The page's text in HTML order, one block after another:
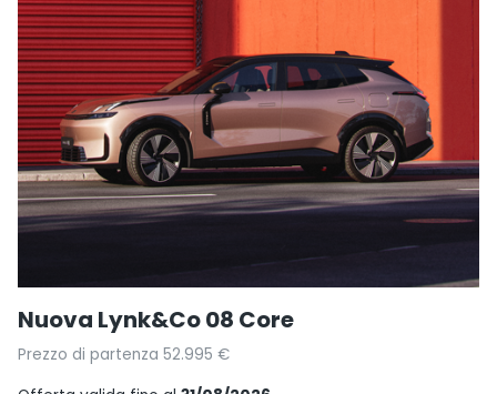
Nuova Lynk&Co 08 Core
Prezzo di partenza 52.995 €